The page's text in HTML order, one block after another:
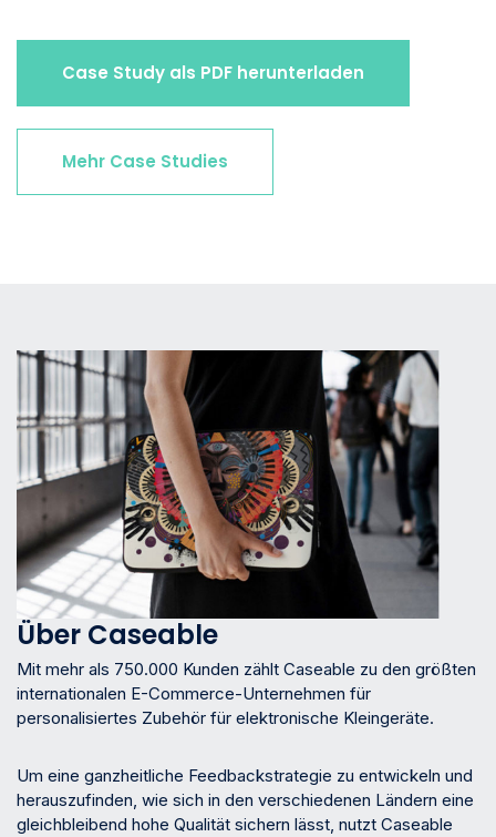
Case Study als PDF herunterladen
Mehr Case Studies
Über Caseable
Mit mehr als 750.000 Kunden zählt Caseable zu den größten
internationalen E-Commerce-Unternehmen für
personalisiertes Zubehör für elektronische Kleingeräte.
Um eine ganzheitliche Feedbackstrategie zu entwickeln und
herauszufinden, wie sich in den verschiedenen Ländern eine
gleichbleibend hohe Qualität sichern lässt, nutzt Caseable